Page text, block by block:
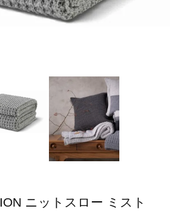
ニットスロー ミスト